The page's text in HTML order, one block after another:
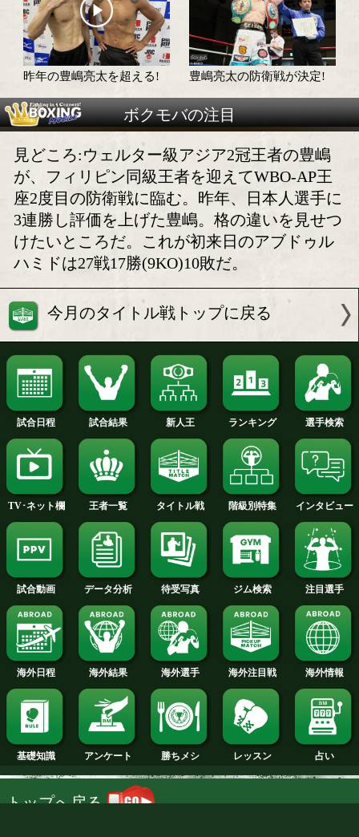
豊嶋亮太のV2戦はKO決着!
昨年の豊嶋亮太を超える! 豊嶋亮太の防衛戦
ボクモバの注目
見どころ:ウェルター級アジア2冠王者
が、フィリピン同級王者を迎えて
座2度目の防衛戦に臨む。昨年、日本
3連勝し評価を上げた豊嶋。格の違い
けたいところだ。これが初来日のアブ
ハミドは27戦17勝(9KO)10敗だ。
今月のタイトル戦トップに戻る